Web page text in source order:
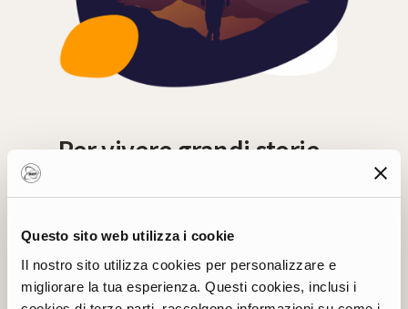
Questo sito web utilizza i cookie
Il nostro sito utilizza cookies per personalizzare e
migliorare la tua esperienza. Questi cookies, inclusi i
Per vivere grandi storie
averla?